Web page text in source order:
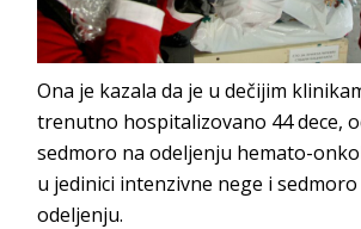
Ona je kazala da je u dečijim
trenutno hospitalizovano 44 dece,
sedmoro na odeljenju hemato-
u jedinici intenzivne nege i
odeljenju.